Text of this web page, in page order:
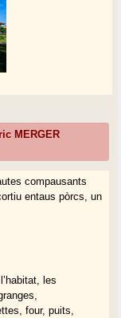
MERGER
compausants
entaus pòrcs, un
les
four, puits,